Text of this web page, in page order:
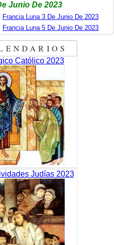
Junio De 2023
Francia Luna 3 De Junio De 2023
Francia Luna 5 De Junio De 2023
Católico 2023
Judías 2023